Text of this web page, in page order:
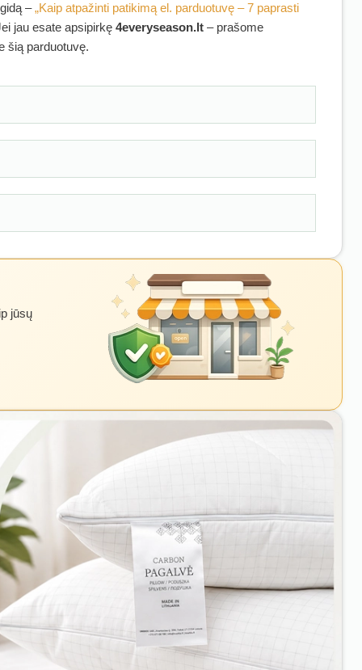
–„Kaip atpažinti patikimą el. parduotuvę – 7 paprasti
jau esate apsipirkę 4everyseason.lt – prašome
šią parduotuvę.
jūsų